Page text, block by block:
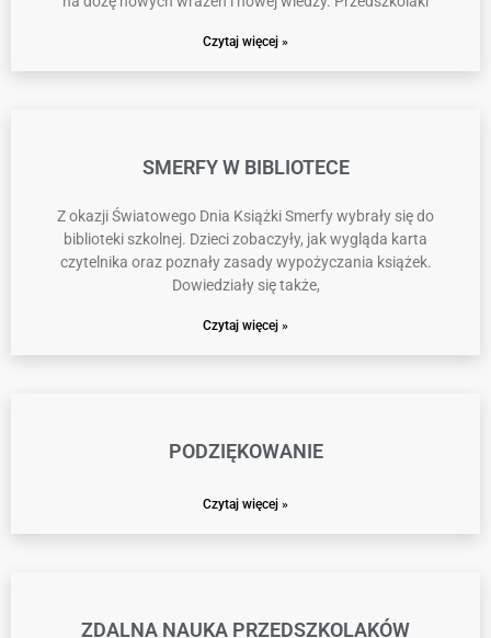
Czytaj więcej »
SMERFY W BIBLIOTECE
Z okazji Światowego Dnia Książki Smerfy wybrały się do
biblioteki szkolnej. Dzieci zobaczyły, jak wygląda karta
czytelnika oraz poznały zasady wypożyczania książek.
Dowiedziały się także,
Czytaj więcej »
PODZIĘKOWANIE
Czytaj więcej »
ZDALNA NAUKA PRZEDSZKOLAKÓW